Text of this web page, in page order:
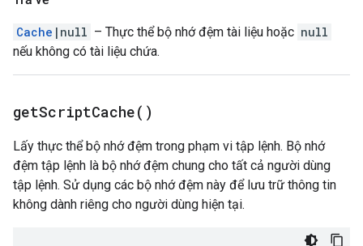
Cache |null – Thực thể bộ nhớ đệm tài liệu hoặc null
nếu không có tài liệu chứa.
getScriptCache( )
Lấy thực thể bộ nhớ đệm trong phạm vi tập lệnh. Bộ nhớ
đệm tập lệnh là bộ nhớ đệm chung cho tất cả người dùng
tập lệnh. Sử dụng các bộ nhớ đệm này để lưu trữ thông tin
không dành riêng cho người dùng hiện tại.